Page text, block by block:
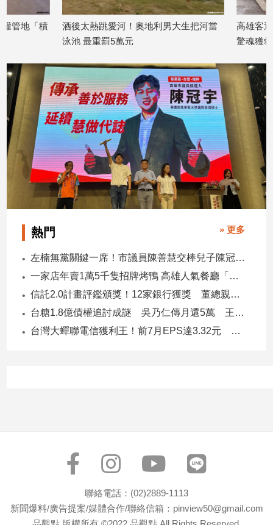
樂
樂
星
聞
流
行/
時
尚
追
星
生
活
築/
室
計
康/
酒後太熱跳愛河！奧地利男大生把河當
泳池 最重罰5萬元
高雄客運滑落茂林高
熱門 » 更多
左楠無黨關鍵一席！市議員陳善慧交棒兒子陳冠宇 一人參選 兩代服務
一家店年賣1萬5千隻招牌烤鴨 高雄人氣餐廳「鴨點棧」展新店
信託2.0計畫評鑑頒獎！12家銀行獲獎 董總親臨領獎
台糖1.8億債權追討成謎 吳乃仁傳月還5萬 王鴻薇轟：要還到379歲
台灣大蟬聯電信獲利王！前7月EPS達3.32元 中華電3.11、遠傳2.46元
聯絡電話：(02)2889-1113
新聞爆料/廣告提案/媒體合作/聯絡信箱：pinview50@gmail.com